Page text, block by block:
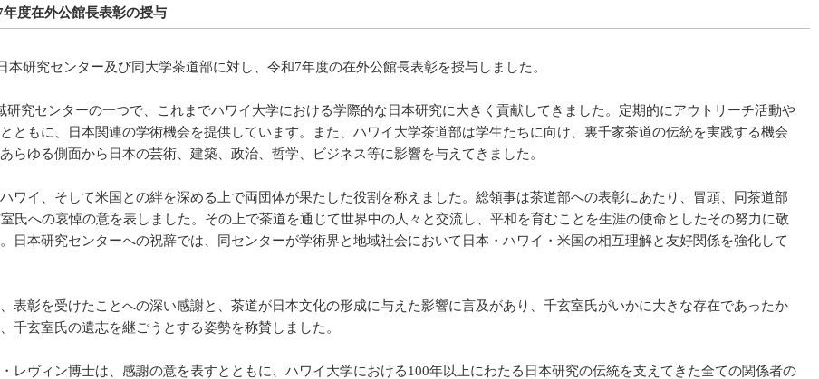
度在外公館長表彰の授与
研究センター及び同大学茶道部に対し、令和7年度の在外公館長表彰を授与しました。
究センターの一つで、これまでハワイ大学における学際的な日本研究に大きく貢献してきました。定期的にアウトリーチ活動や
ともに、日本関連の学術機会を提供しています。また、ハワイ大学茶道部は学生たちに向け、裏千家茶道の伝統を実践する機会
ゆる側面から日本の芸術、建築、政治、哲学、ビジネス等に影響を与えてきました。
ワイ、そして米国との絆を深める上で両団体が果たした役割を称えました。総領事は茶道部への表彰にあたり、冒頭、同茶道部
氏への哀悼の意を表しました。その上で茶道を通じて世界中の人々と交流し、平和を育むことを生涯の使命としたその努力に敬
日本研究センターへの祝辞では、同センターが学術界と地域社会において日本・ハワイ・米国の相互理解と友好関係を強化して
表彰を受けたことへの深い感謝と、茶道が日本文化の形成に与えた影響に言及があり、千玄室氏がいかに大きな存在であったか
玄室氏の遺志を継ごうとする姿勢を称賛しました。
レヴィン博士は、感謝の意を表すとともに、ハワイ大学における100年以上にわたる日本研究の伝統を支えてきた全ての関係者の